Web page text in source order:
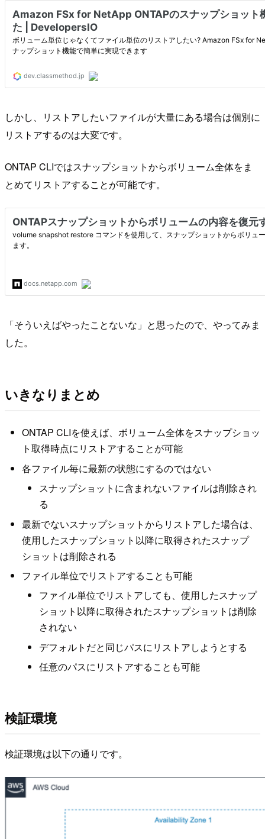
しかし、リストアしたいファイルが大量にある場合は個別に
リストアするのは大変です。
ONTAP CLIではスナップショットからボリューム全体をま
とめてリストアすることが可能です。
「そういえばやったことないな」と思ったので、やってみま
した。
いきなりまとめ
ONTAP CLIを使えば、ボリューム全体をスナップショッ
ト取得時点にリストアすることが可能
各ファイル毎に最新の状態にするのではない
スナップショットに含まれないファイルは削除され
る
最新でないスナップショットからリストアした場合は、
使用したスナップショット以降に取得されたスナップ
ショットは削除される
ファイル単位でリストアすることも可能
ファイル単位でリストアしても、使用したスナップ
ショット以降に取得されたスナップショットは削除
されない
デフォルトだと同じパスにリストアしようとする
任意のパスにリストアすることも可能
検証環境
検証環境は以下の通りです。